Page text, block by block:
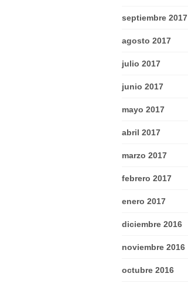
septiembre 2017
agosto 2017
julio 2017
junio 2017
mayo 2017
abril 2017
marzo 2017
febrero 2017
enero 2017
diciembre 2016
noviembre 2016
octubre 2016